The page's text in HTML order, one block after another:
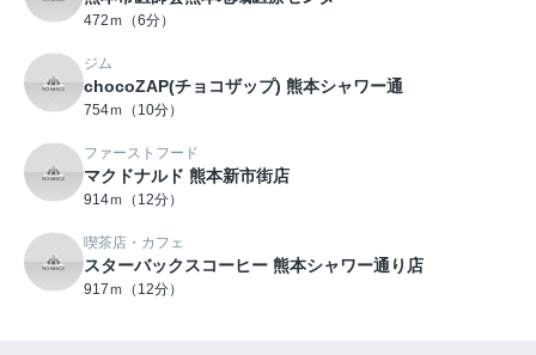
472ｍ（6分）
ジム
chocoZAP(チョコザップ) 熊本シャワー通
754ｍ（10分）
ファーストフード
マクドナルド 熊本新市街店
914ｍ（12分）
喫茶店・カフェ
スターバックスコーヒー 熊本シャワー通り店
917ｍ（12分）